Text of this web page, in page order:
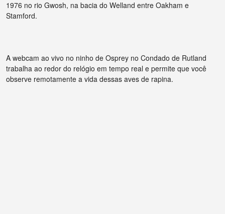
1976 no rio Gwosh, na bacia do Welland entre Oakham e
Stamford.
A webcam ao vivo no ninho de Osprey no Condado de Rutland
trabalha ao redor do relógio em tempo real e permite que você
observe remotamente a vida dessas aves de rapina.